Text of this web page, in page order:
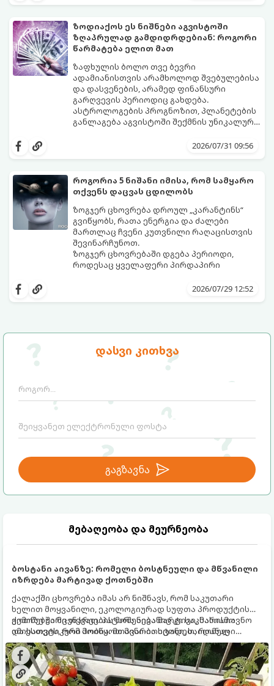
დასვი კითხვა
გაგზავნა
მებაღეობა და მეურნეობა
ბოსტანი აივანზე: რომელი ბოსტნეული და მწვანილი
იზრდება მარტივად ქოთნებში
ქალაქში ცხოვრება იმას არ ნიშნავს, რომ საკუთარი
ხელით მოყვანილი, ეკოლოგიურად სუფთა პროდუქტის
გემოზე უარი თქვათ. პატარა აივანიც კი საკმარისია
იმისათვის, რომ მოიწყოთ მინი-ბოსტანი, საიდანაც
ყოველდღიურად ახალ, არომატულ მწვანილსა და
ბოსტნეულს მოკრეფთ.
ქოთნებში მცენარეების მოშენება მარტივი, სასიამოვნო
და ესთეტიკური ჰობია. მთავარია იცოდეთ, რომელი
კულტურები ეგუებიან ქოთნის პირობებს ყველაზე კარგად
და როგორ მოუაროთ მათ სწორად.
ზოდიაქოს ეს ნიშნები აგვისტოში
ზღაპრულად გამდიდრდებიან: როგორი
წარმატება ელით მათ
ზაფხულის ბოლო თვე ბევრი
ადამიანისთვის არამხოლოდ შვებულებისა
და დასვენების, არამედ ფინანსური
გარღვევის პერიოდიც გახდება.
ასტროლოგების პროგნოზით, პლანეტების
განლაგება აგვისტოში შექმნის უნიკალურ
ზოდიაქოს 4 ნიშანს ფინანსური წარმატების
შორის, ვისაც აგვისტოში ფინანსური
2026/07/31 09:56
როგორია 5 ნიშანი იმისა, რომ სამყარო
თქვენს დაცვას ცდილობს
ზოგჯერ ცხოვრება დროულ „კარანტინს“
გვიწყობს, რათა ენერგია და ძალები
მართლაც ჩვენი კუთვნილი რაღაცისთვის
შევინარჩუნოთ.
ზოგჯერ ცხოვრებაში დგება პერიოდი,
როდესაც ყველაფერი პირდაპირი
იშლება მნიშვნელოვანი გარიგებები,
ასეთ მომენტებში ადვილია
ეზოთერიკასა და ფსიქოლოგიაში ეს
ფენომენი ხშირად სხვანაირად
რეალური, მაგრამ ჯერ კიდევ უხილავი
საფრთხისგან შორს მივყავართ.
მომხდარი მარცხი სასჯელი კი არა,
სამყაროს მცდელობაა:
2026/07/29 12:52